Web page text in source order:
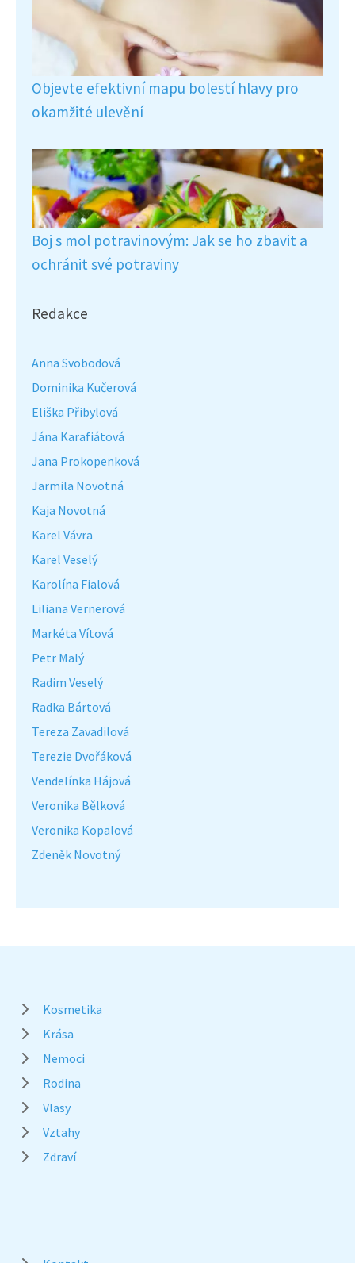
Objevte efektivní mapu bolestí hlavy pro
okamžité ulevění
Boj s mol potravinovým: Jak se ho zbavit a
ochránit své potraviny
Redakce
Anna Svobodová
Dominika Kučerová
Eliška Přibylová
Jána Karafiátová
Jana Prokopenková
Jarmila Novotná
Kaja Novotná
Karel Vávra
Karel Veselý
Karolína Fialová
Liliana Vernerová
Markéta Vítová
Petr Malý
Radim Veselý
Radka Bártová
Tereza Zavadilová
Terezie Dvořáková
Vendelínka Hájová
Veronika Bělková
Veronika Kopalová
Zdeněk Novotný
Kosmetika
Krása
Nemoci
Rodina
Vlasy
Vztahy
Zdraví